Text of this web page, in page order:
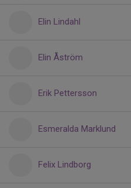
Elin Lindahl
Elin Åström
Erik Pettersson
Esmeralda Marklund
Felix Lindborg